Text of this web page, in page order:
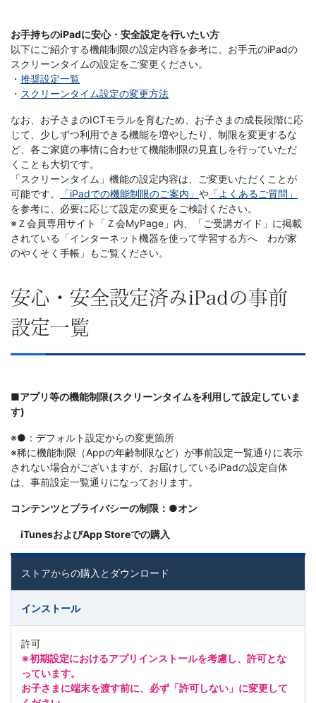
は、
や
が
て、
学
力
以
上
の
差
つ
け
る。
幼
児
～
大
学
お手持ちのiPadに安心・安全設定を行いたい方
以下にご紹介する機能制限の設定内容を参考に、お手元のiPadの
スクリーンタイムの設定をご変更ください。
・ 推奨設定一覧
・ スクリーンタイム設定の変更方法
なお、お子さまのICTモラルを育むため、お子さまの成長段階に応
じて、少しずつ利用できる機能を増やしたり、制限を変更するな
ど、各ご家庭の事情に合わせて機能制限の見直しを行っていただ
くことも大切です。
「スクリーンタイム」機能の設定内容は、ご変更いただくことが
可能です。
「iPadでの機能制限のご案内」 や 「よくあるご質問」
を参考に、必要に応じて設定の変更をご検討ください。
※Ｚ会員専用サイト「Ｚ会MyPage」内、「ご受講ガイド」に掲載
されている「インターネット機器を使って学習する方へ わが家
のやくそく手帳」もご覧ください。
安心・安全設定済みiPadの事前
設定一覧
■アプリ等の機能制限(スクリーンタイムを利用して設定していま
す)
※●：デフォルト設定からの変更箇所
※稀に機能制限（Appの年齢制限など）が事前設定一覧通りに表示
されない場合がございますが、お届けしているiPadの設定自体
は、事前設定一覧通りになっております。
コンテンツとプライバシーの制限：●オン
iTunesおよびApp Storeでの購入
ストアからの購入とダウンロード
インストール
許可
※初期設定におけるアプリインストールを考慮し、許可とな
っています。
お子さまに端末を渡す前に、必ず「許可しない」に変更して